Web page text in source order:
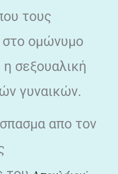
τους
στο ομώνυμο
σεξουαλική
γυναικών.
απο τον